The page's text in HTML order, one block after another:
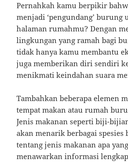
Pernahkah kamu berpikir
menjadi ‘pengundang’ burung
halaman rumahmu? Dengan
lingkungan yang ramah bagi
tidak hanya kamu membantu
juga memberikan diri sendiri
menikmati keindahan suara
Tambahkan beberapa elemen
tempat makan atau rumah
Jenis makanan seperti biji-
akan menarik berbagai spesies
tentang jenis makanan apa
menawarkan informasi